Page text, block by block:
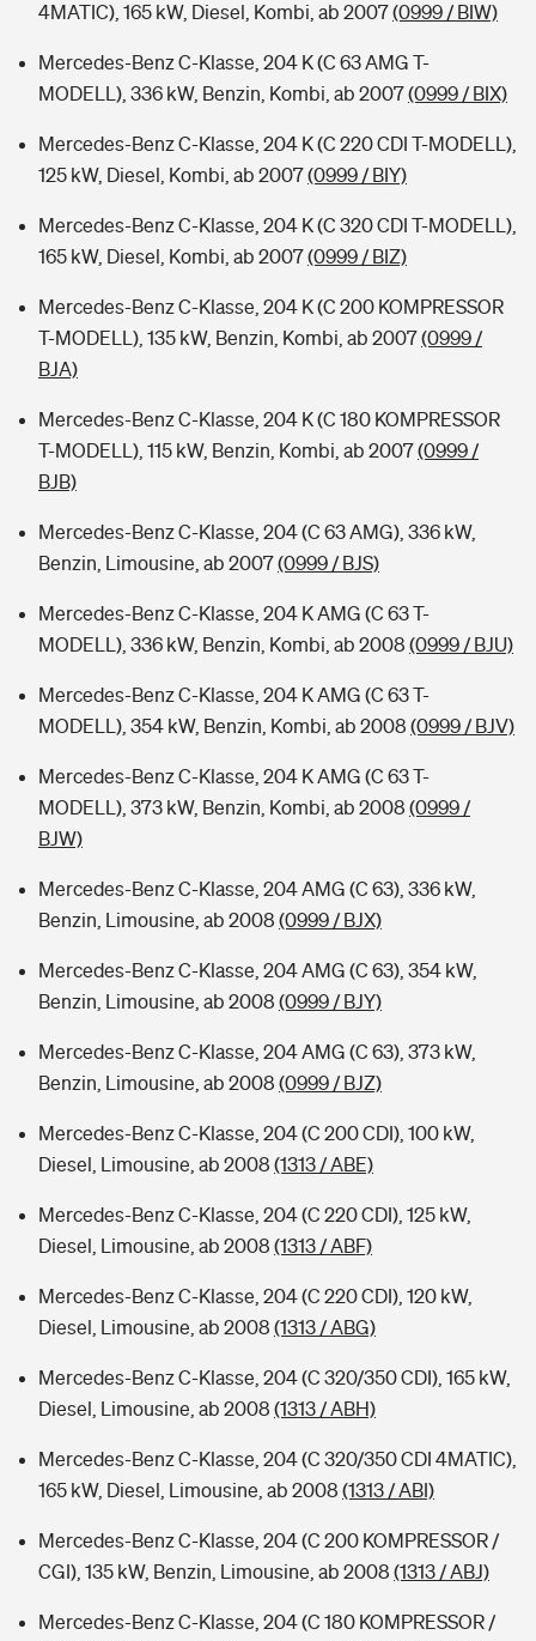
4MATIC), 165 kW, Diesel, Kombi, ab 2007(0999 / BIW)
Mercedes-Benz C-Klasse, 204 K (C 63 AMG T-
MODELL), 336 kW, Benzin, Kombi, ab 2007(0999 / BIX)
Mercedes-Benz C-Klasse, 204 K (C 220 CDI T-MODELL),
125 kW, Diesel, Kombi, ab 2007(0999 / BIY)
Mercedes-Benz C-Klasse, 204 K (C 320 CDI T-MODELL),
165 kW, Diesel, Kombi, ab 2007(0999 / BIZ)
Mercedes-Benz C-Klasse, 204 K (C 200 KOMPRESSOR
T-MODELL), 135 kW, Benzin, Kombi, ab 2007(0999 /
BJA)
Mercedes-Benz C-Klasse, 204 K (C 180 KOMPRESSOR
T-MODELL), 115 kW, Benzin, Kombi, ab 2007(0999 /
BJB)
Mercedes-Benz C-Klasse, 204 (C 63 AMG), 336 kW,
Benzin, Limousine, ab 2007(0999 / BJS)
Mercedes-Benz C-Klasse, 204 K AMG (C 63 T-
MODELL), 336 kW, Benzin, Kombi, ab 2008 (0999 / BJU)
Mercedes-Benz C-Klasse, 204 K AMG (C 63 T-
MODELL), 354 kW, Benzin, Kombi, ab 2008 (0999 / BJV)
Mercedes-Benz C-Klasse, 204 K AMG (C 63 T-
MODELL), 373 kW, Benzin, Kombi, ab 2008 (0999 /
BJW)
Mercedes-Benz C-Klasse, 204 AMG (C 63), 336 kW,
Benzin, Limousine, ab 2008 (0999 / BJX)
Mercedes-Benz C-Klasse, 204 AMG (C 63), 354 kW,
Benzin, Limousine, ab 2008 (0999 / BJY)
Mercedes-Benz C-Klasse, 204 AMG (C 63), 373 kW,
Benzin, Limousine, ab 2008 (0999 / BJZ)
Mercedes-Benz C-Klasse, 204 (C 200 CDI), 100 kW,
Diesel, Limousine, ab 2008 (1313 / ABE)
Mercedes-Benz C-Klasse, 204 (C 220 CDI), 125 kW,
Diesel, Limousine, ab 2008 (1313 / ABF)
Mercedes-Benz C-Klasse, 204 (C 220 CDI), 120 kW,
Diesel, Limousine, ab 2008 (1313 / ABG)
Mercedes-Benz C-Klasse, 204 (C 320/350 CDI), 165 kW,
Diesel, Limousine, ab 2008 (1313 / ABH)
Mercedes-Benz C-Klasse, 204 (C 320/350 CDI 4MATIC),
165 kW, Diesel, Limousine, ab 2008 (1313 / ABI)
Mercedes-Benz C-Klasse, 204 (C 200 KOMPRESSOR /
CGI), 135 kW, Benzin, Limousine, ab 2008 (1313 / ABJ)
Mercedes-Benz C-Klasse, 204 (C 180 KOMPRESSOR /